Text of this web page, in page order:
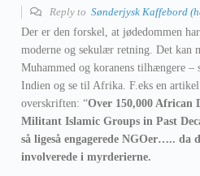
Reply to Sønderjysk Kaffebord
Der er den forskel, at jødedommen
moderne og sekulær retning. Det kan
Muhammed og koranens tilhængere
Indien og se til Afrika. F.eks en
overskriften: “Over 150,000 African
Militant Islamic Groups in Past
så ligeså engagerede NGOer….. da
involverede i myrderierne.